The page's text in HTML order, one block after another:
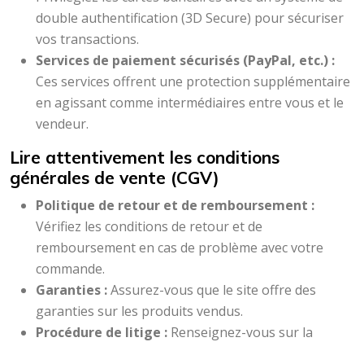
double authentification (3D Secure) pour sécuriser
vos transactions.
Services de paiement sécurisés (PayPal, etc.) :
Ces services offrent une protection supplémentaire
en agissant comme intermédiaires entre vous et le
vendeur.
Lire attentivement les conditions
générales de vente (CGV)
Politique de retour et de remboursement :
Vérifiez les conditions de retour et de
remboursement en cas de problème avec votre
commande.
Garanties :Assurez-vous que le site offre des
garanties sur les produits vendus.
Procédure de litige : Renseignez-vous sur la